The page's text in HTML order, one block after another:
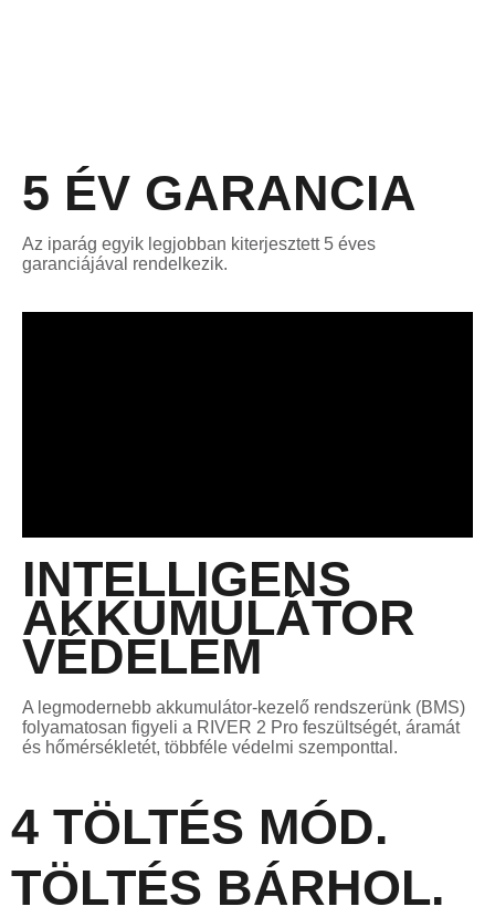
5 ÉV GARANCIA
Az iparág egyik legjobban kiterjesztett 5 éves
garanciájával rendelkezik.
INTELLIGENS
AKKUMULÁTOR
VÉDELEM
A legmodernebb akkumulátor-kezelő rendszerünk (BMS)
folyamatosan figyeli a RIVER 2 Pro feszültségét, áramát
és hőmérsékletét, többféle védelmi szemponttal.
4 TÖLTÉS MÓD.
TÖLTÉS BÁRHOL.